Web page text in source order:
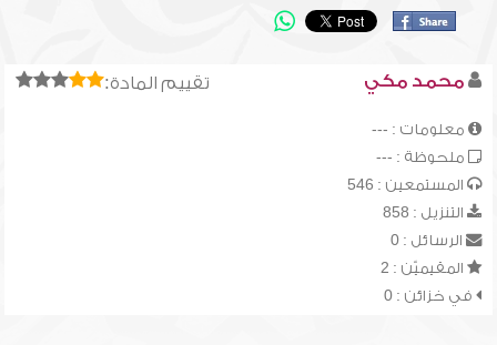
تقييم المادة: محمد مكي
معلومات : ---
ملحوظة : ---
المستمعين : 546
التنزيل : 858
الرسائل : 0
المقيميّن : 2
في خزائن : 0